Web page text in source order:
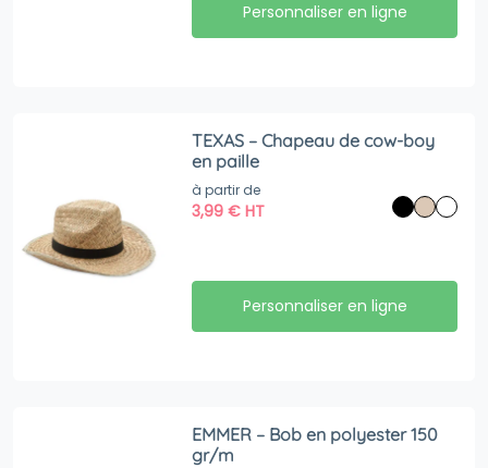
Personnaliser en ligne
TEXAS – Chapeau de cow-boy
en paille
à partir de
3,99€ HT
Personnaliser en ligne
EMMER – Bob en polyester 150
gr/m